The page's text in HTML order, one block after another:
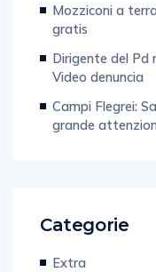
Mozziconi a
gratis
Dirigente del Pd
Video denuncia
Campi Flegrei:
grande
Categorie
Extra